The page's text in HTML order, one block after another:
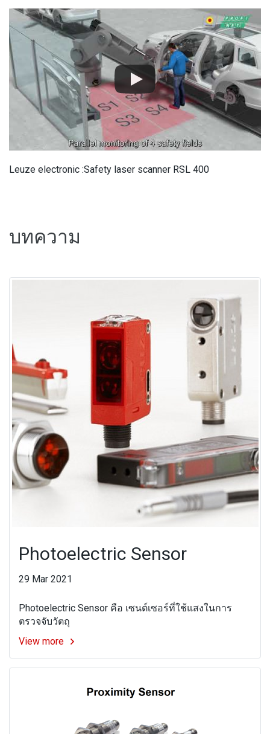
Leuze electronic :Safety laser scanner RSL 400
บทความ
Photoelectric Sensor
29 Mar 2021
Photoelectric Sensor คือ เซนต์เซอร์ที่ใช้แสงในการ
ตรวจจับวัตถุ
View more